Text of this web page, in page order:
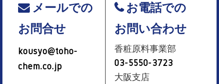
メールでの
お問合せ
kousyo@toho-
chem.co.jp
お電話での
お問い合わせ
香粧原料事業部
03-5550-3723
大阪支店